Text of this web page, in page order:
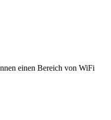
einen Bereich von WiFi